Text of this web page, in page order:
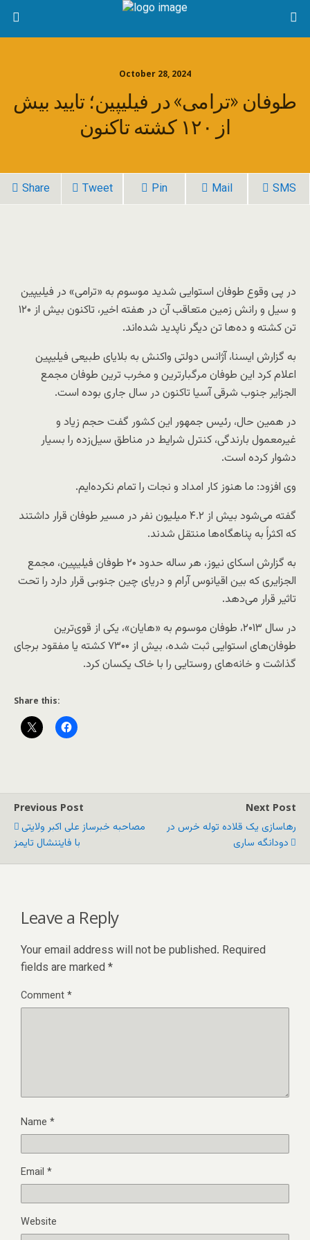
October 28, 2024
طوفان «ترامی» در فیلیپین؛ تایید بیش
از ۱۲۰ کشته تاکنون
Share Tweet Pin Mail SMS
در پی وقوع طوفان استوایی شدید موسوم به «ترامی» در فیلیپین
و سیل و رانش زمین متعاقب آن در هفته اخیر، تاکنون بیش از ۱۲۰
تن کشته و ده‌ها تن دیگر ناپدید شده‌اند.
به گزارش ایسنا، آژانس دولتی واکنش به بلایای طبیعی فیلیپین
اعلام کرد این طوفان مرگبارترین و مخرب ترین طوفان مجمع
الجزایر جنوب شرقی آسیا تاکنون در سال جاری بوده است.
در همین حال، رئیس جمهور این کشور گفت حجم زیاد و
غیرمعمول بارندگی، کنترل شرایط در مناطق سیل‌زده را بسیار
دشوار کرده است.
وی افزود: ما هنوز کار امداد و نجات را تمام نکرده‌ایم.
گفته می‌شود بیش از ۴.۲ میلیون نفر در مسیر طوفان قرار داشتند
که اکثراً به پناهگاه‌ها منتقل شدند.
به گزارش اسکای نیوز، هر ساله حدود ۲۰ طوفان فیلیپین، مجمع
الجزایری که بین اقیانوس آرام و دریای چین جنوبی قرار دارد را تحت
تاثیر قرار می‌دهد.
در سال ۲۰۱۳، طوفان موسوم به «هایان»، یکی از قوی‌ترین
طوفان‌های استوایی ثبت شده، بیش از ۷۳۰۰ کشته یا مفقود برجای
گذاشت و خانه‌های روستایی را با خاک یکسان کرد.
Share this:
Previous Post
مصاحبه خبرساز علی اکبر ولایتی
با فایننشال تایمز
Next Post
رهاسازی یک قلاده توله خرس در
دودانگه ساری
Leave a Reply
Your email address will not be published. Required
fields are marked *
Comment*
Name *
Email *
Website